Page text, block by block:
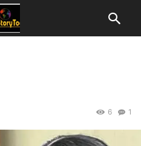
1
6